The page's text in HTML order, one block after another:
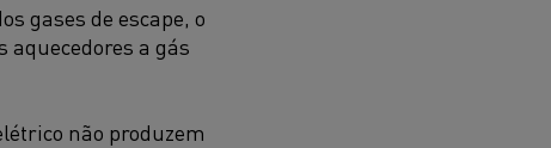
gases de escape, o
a gás
não produzem